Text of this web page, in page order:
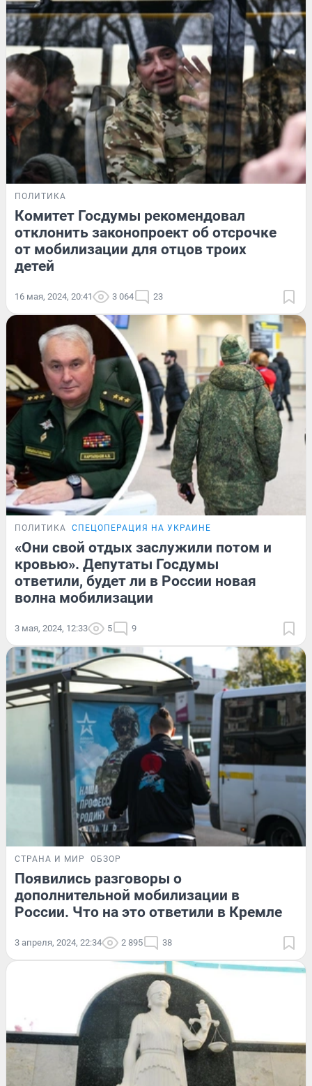
ПОЛИТИКА
Комитет Госдумы рекомендовал
отклонить законопроект об отсрочке
от мобилизации для отцов троих
детей
16 мая, 2024, 20:41 3 064 23
ПОЛИТИКА СПЕЦОПЕРАЦИЯ НА УКРАИНЕ
«Они свой отдых заслужили потом и
кровью». Депутаты Госдумы
ответили, будет ли в России новая
волна мобилизации
3 мая, 2024, 12:33 5 9
СТРАНА И МИР ОБЗОР
Появились разговоры о
дополнительной мобилизации в
России. Что на это ответили в Кремле
3 апреля, 2024, 22:34 2 895 38